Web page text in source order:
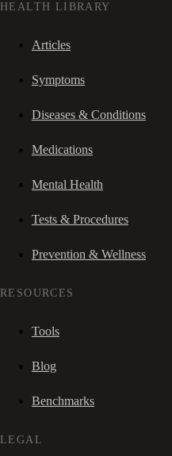
HEALTH LIBRARY
Articles
Symptoms
Diseases & Conditions
Medications
Mental Health
Tests & Procedures
Prevention & Wellness
RESOURCES
Tools
Blog
Benchmarks
LEGAL